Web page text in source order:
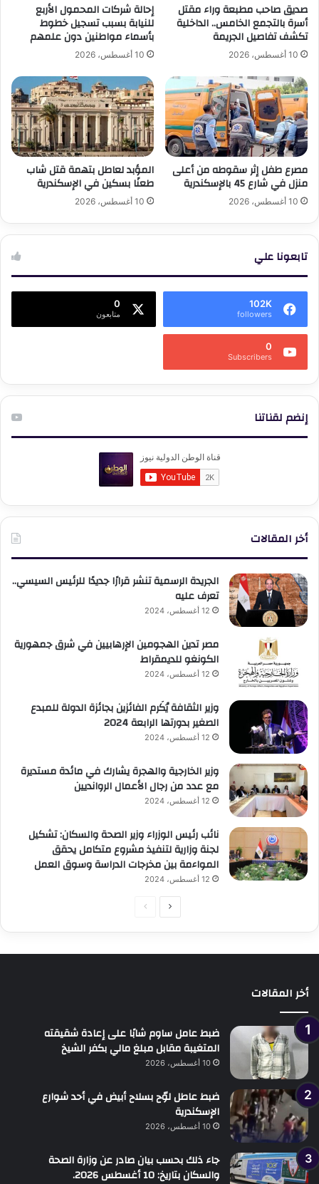
صديق صاحب مطبعة وراء مقتل
أسرة بالتجمع الخامس.. الداخلية
تكشف تفاصيل الجريمة
10 أغسطس، 2026
إحالة شركات المحمول الأربع
للنيابة بسبب تسجيل خطوط
بأسماء مواطنين دون علمهم
10 أغسطس، 2026
مصرع طفل إثر سقوطه من أعلى
منزل في شارع 45 بالإسكندرية
10 أغسطس، 2026
المؤبد لعاطل بتهمة قتل شاب
طعنًا بسكين في الإسكندرية
10 أغسطس، 2026
تابعونا علي
102K
followers
0
متابعون
0
Subscribers
إنضم لقناتنا
أخر المقالات
الجريدة الرسمية تنشر قرارًا جديدًا للرئيس السيسي..
تعرف عليه
12 أغسطس، 2024
مصر تدين الهجومين الإرهابيين في شرق جمهورية
الكونغو للديمقراط
12 أغسطس، 2024
وزير الثقافة يُكَرم الفائزين بجائزة الدولة للمبدع
الصغير بدورتها الرابعة 2024
12 أغسطس، 2024
وزير الخارجية والهجرة يشارك في مائدة مستديرة
مع عدد من رجال الأعمال الروانديين
12 أغسطس، 2024
نائب رئيس الوزراء وزير الصحة والسكان: تشكيل
لجنة وزارية لتنفيذ مشروع متكامل يحقق
المواءمة بين مخرجات الدراسة وسوق العمل
12 أغسطس، 2024
الصفحةالصفحة
أخر المقالات
ضبط عامل ساوم شابًا على إعادة شقيقته
المتغيبة مقابل مبلغ مالي بكفر الشيخ
10 أغسطس، 2026
ضبط عاطل لوّح بسلاح أبيض في أحد شوارع
الإسكندرية
10 أغسطس، 2026
جاء ذلك بحسب بيان صادر عن وزارة الصحة
والسكان بتاريخ: 10 أغسطس 2026.